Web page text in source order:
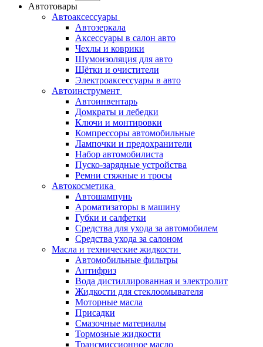
Автотовары
Автоаксессуары
Автозеркала
Аксессуары в салон авто
Чехлы и коврики
Шумоизоляция для авто
Щётки и очистители
Электроаксессуары в авто
Автоинструмент
Автоинвентарь
Домкраты и лебедки
Ключи и монтировки
Компрессоры автомобильные
Лампочки и предохранители
Набор автомобилиста
Пуско-зарядные устройства
Ремни стяжные и тросы
Автокосметика
Автошампунь
Ароматизаторы в машину
Губки и салфетки
Средства для ухода за автомобилем
Средства ухода за салоном
Масла и технические жидкости
Автомобильные фильтры
Антифриз
Вода дистиллированная и электролит
Жидкости для стеклоомывателя
Моторные масла
Присадки
Смазочные материалы
Тормозные жидкости
Трансмиссионное масло